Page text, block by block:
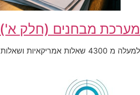
מערכת מבחנים (חלק א')
למעלה מ 4300 שאלות אמריקאיות ושאלות פתוחות במאגר.